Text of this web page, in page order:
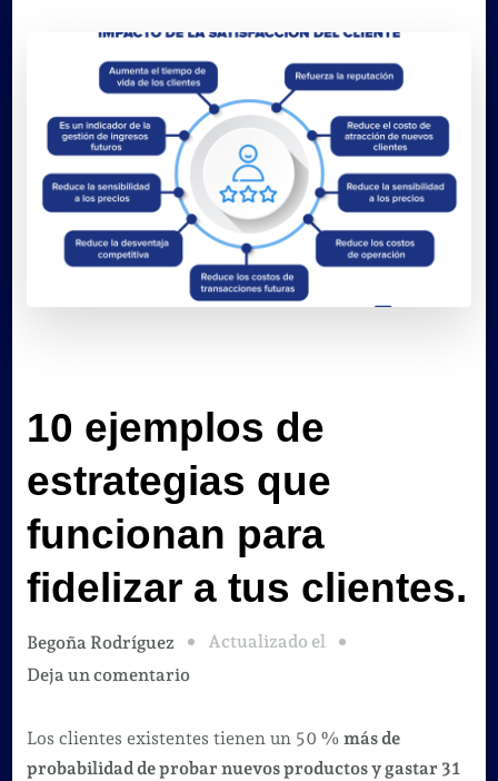
10 ejemplos de
estrategias que
funcionan para
fidelizar a tus clientes.
Begoña Rodríguez
Actualizado el
Deja un comentarioen
ejemplos
de
Los clientes existentes tienen un 50 % más de
probabilidad de probar nuevos productos y gastar 31